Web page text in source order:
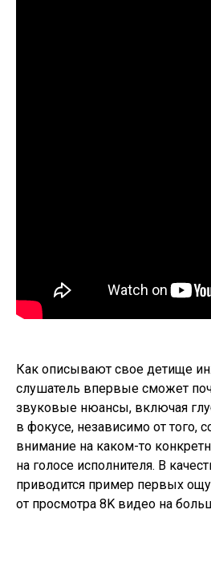
Как описывают свое детище
слушатель впервые сможет
звуковые нюансы, включая
в фокусе, независимо от того,
внимание на каком-то
на голосе исполнителя. В
приводится пример первых
от просмотра 8K видео на